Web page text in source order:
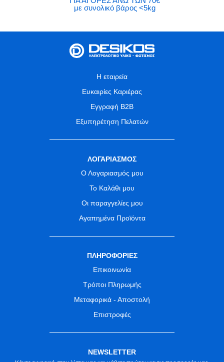
με συνολικό βάρος <5kg
Η εταιρεία
Ευκαιρίες Καριέρας
Εγγραφή B2B
Εξυπηρέτηση Πελατών
ΛΟΓΑΡΙΑΣΜΟΣ
Ο Λογαριασμός μου
Το Καλάθι μου
Οι παραγγελίες μου
Αγαπημένα Προϊόντα
ΠΛΗΡΟΦΟΡΙΕΣ
Επικοινωνία
Τρόποι Πληρωμής
Μεταφορικά - Αποστολή
Επιστροφές
NEWSLETTER